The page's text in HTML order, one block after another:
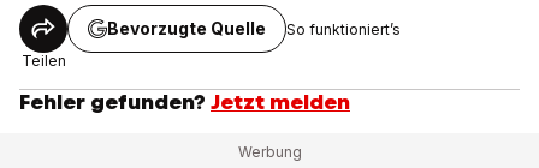
Teilen
Bevorzugte Quelle So funktioniert’s
Fehler gefunden? Jetzt melden